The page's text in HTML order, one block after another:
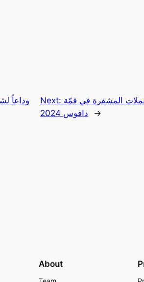
وداعاً
Next: المشفرة في قمّة
دافوس 2024
→
About